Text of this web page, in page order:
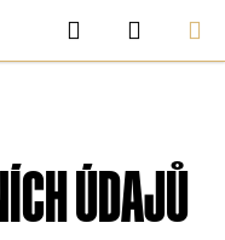
Hledat
KOŠÍK
ÚDAJŮ